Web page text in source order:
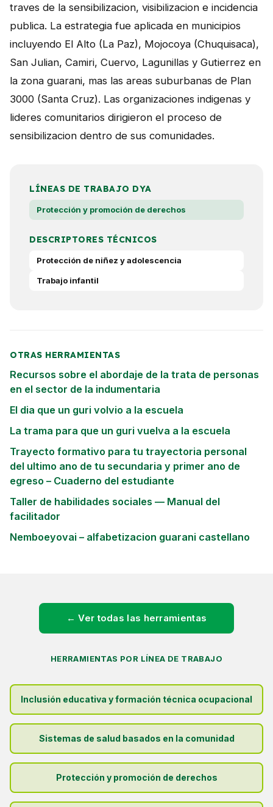
traves de la sensibilizacion, visibilizacion e incidencia
publica. La estrategia fue aplicada en municipios
incluyendo El Alto (La Paz), Mojocoya (Chuquisaca),
San Julian, Camiri, Cuervo, Lagunillas y Gutierrez en
la zona guarani, mas las areas suburbanas de Plan
3000 (Santa Cruz). Las organizaciones indigenas y
lideres comunitarios dirigieron el proceso de
sensibilizacion dentro de sus comunidades.
LÍNEAS DE TRABAJO DYA
Protección y promoción de derechos
DESCRIPTORES TÉCNICOS
Protección de niñez y adolescencia
Trabajo infantil
OTRAS HERRAMIENTAS
Recursos sobre el abordaje de la trata de personas
en el sector de la indumentaria
El dia que un guri volvio a la escuela
La trama para que un guri vuelva a la escuela
Trayecto formativo para tu trayectoria personal
del ultimo ano de tu secundaria y primer ano de
egreso – Cuaderno del estudiante
Taller de habilidades sociales — Manual del
facilitador
Nemboeyovai – alfabetizacion guarani castellano
← Ver todas las herramientas
HERRAMIENTAS POR LÍNEA DE TRABAJO
Inclusión educativa y formación técnica ocupacional
Sistemas de salud basados en la comunidad
Protección y promoción de derechos